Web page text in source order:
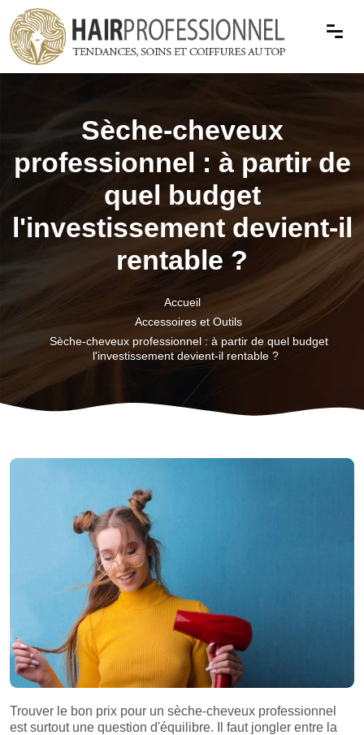
Sèche-cheveux
professionnel : à partir de
quel budget
l'investissement devient-il
rentable ?
Accueil
Accessoires et Outils
Sèche-cheveux professionnel : à partir de quel budget
l'investissement devient-il rentable ?
Trouver le bon prix pour un sèche-cheveux professionnel
est surtout une question d'équilibre. Il faut jongler entre la